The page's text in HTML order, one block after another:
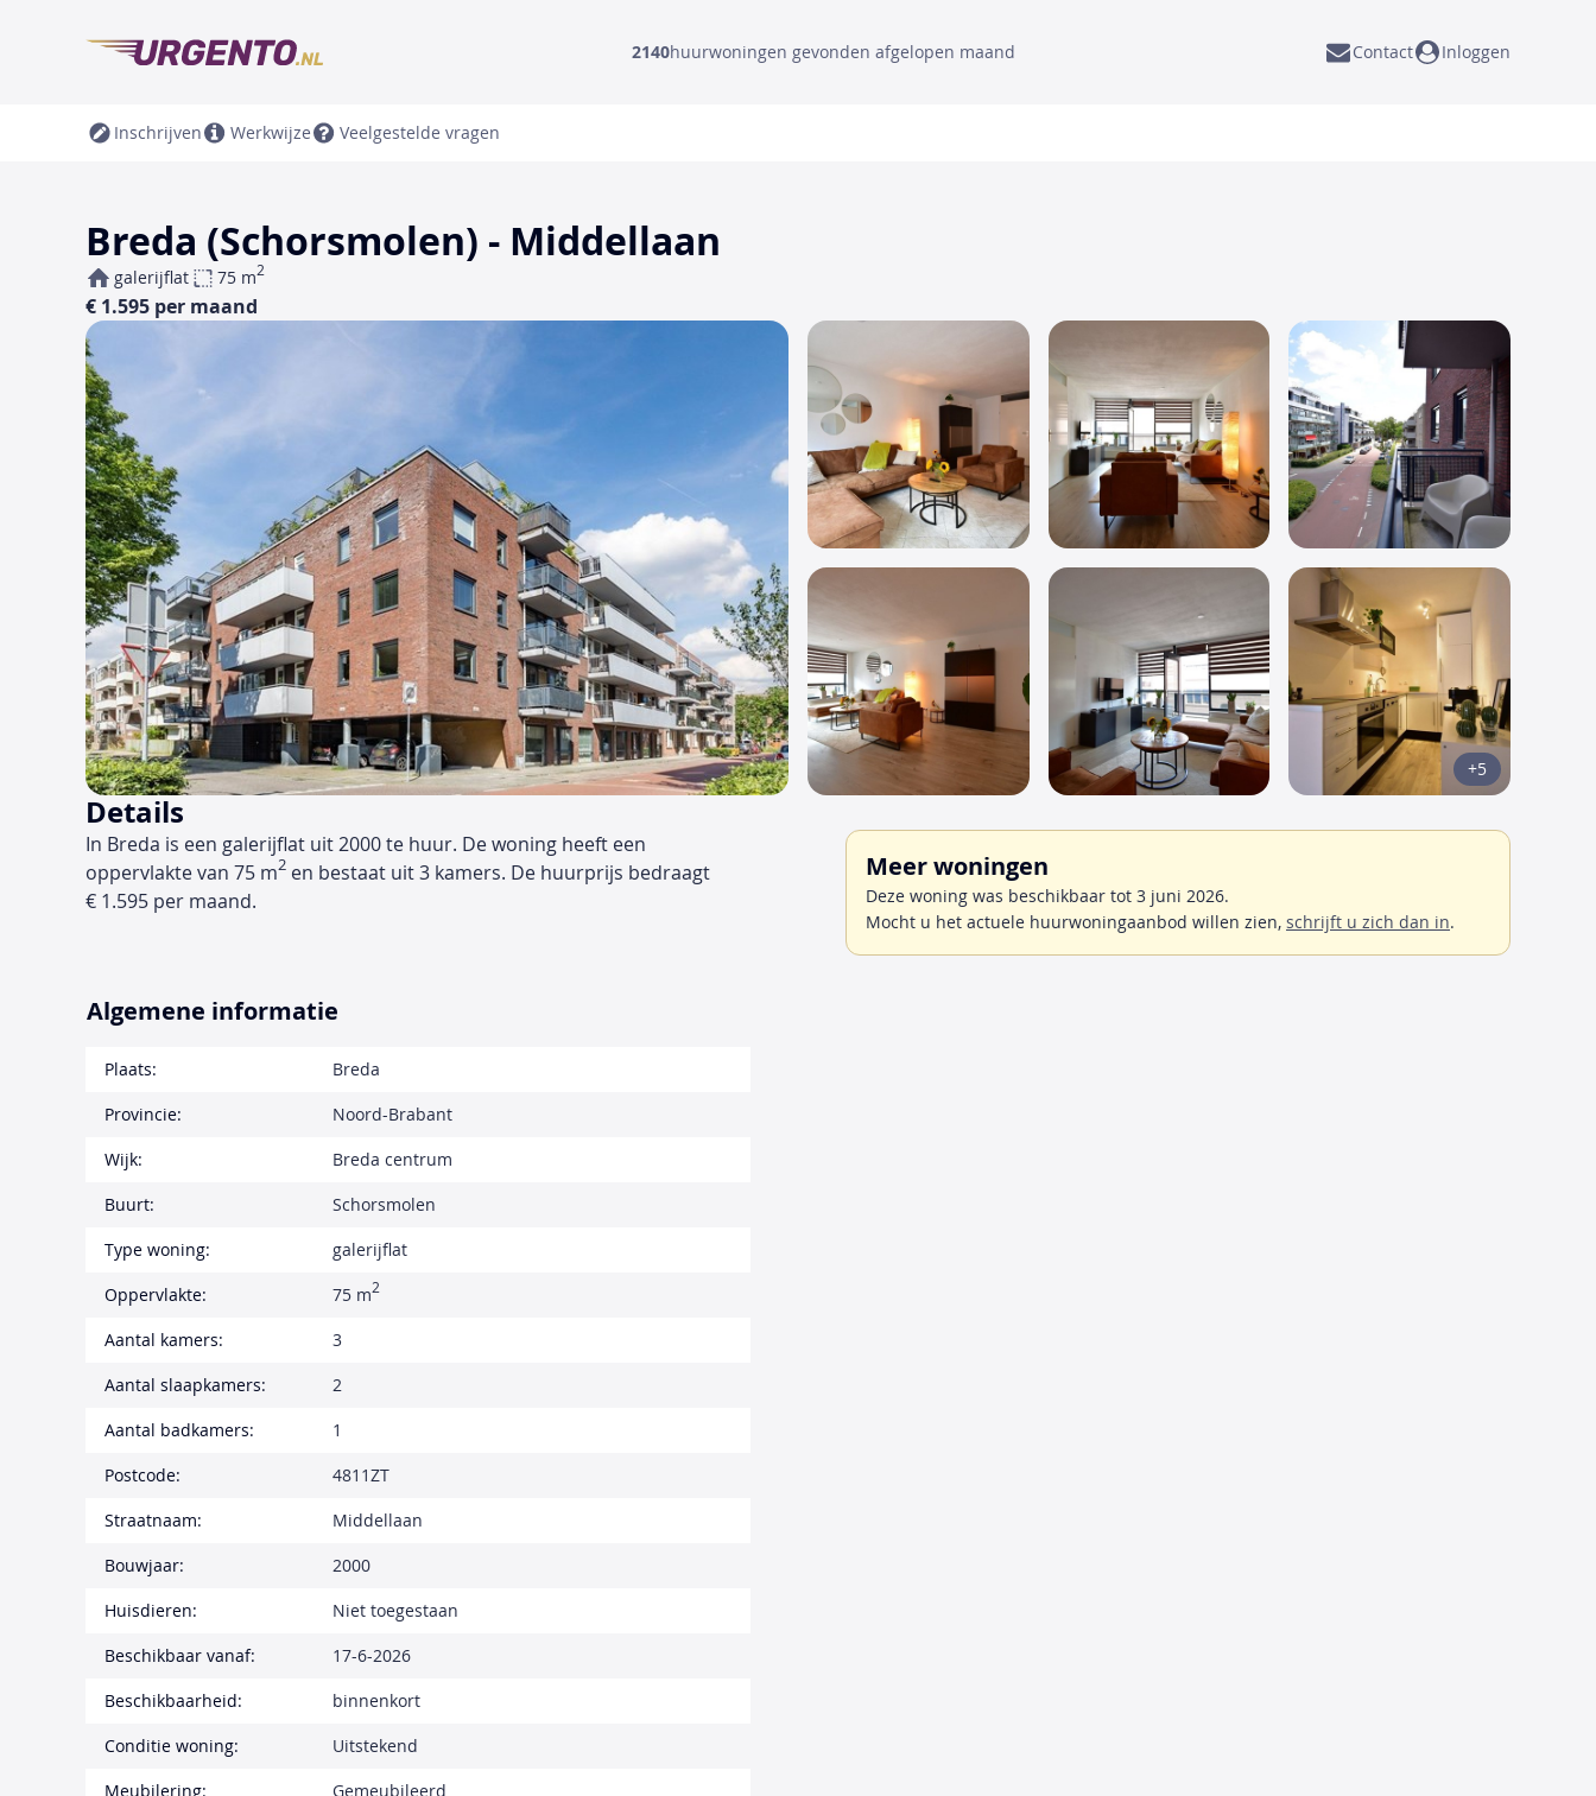
2140huurwoningen gevonden afgelopen maand Contact Inloggen
Inschrijven Werkwijze Veelgestelde vragen
Breda (Schorsmolen) - Middellaan
galerijflat 75 m2
€ 1.595 per maand
+5
Details
In Breda is een galerijflat uit 2000 te huur. De woning heeft een
oppervlakte van 75 m2 en bestaat uit 3 kamers. De huurprijs bedraagt
€ 1.595 per maand.
Meer woningen
Deze woning was beschikbaar tot 3 juni 2026.
Mocht u het actuele huurwoningaanbod willen zien, schrijft u zich dan in.
Algemene informatie
Plaats:
Breda
Provincie:
Noord-Brabant
Wijk:
Breda centrum
Buurt:
Schorsmolen
Type woning:
galerijflat
Oppervlakte:
75 m2
Aantal kamers:
3
Aantal slaapkamers:
2
Aantal badkamers:
1
Postcode:
4811ZT
Straatnaam:
Middellaan
Bouwjaar:
2000
Huisdieren:
Niet toegestaan
Beschikbaar vanaf:
17-6-2026
Beschikbaarheid:
binnenkort
Conditie woning:
Uitstekend
Meubilering:
Gemeubileerd